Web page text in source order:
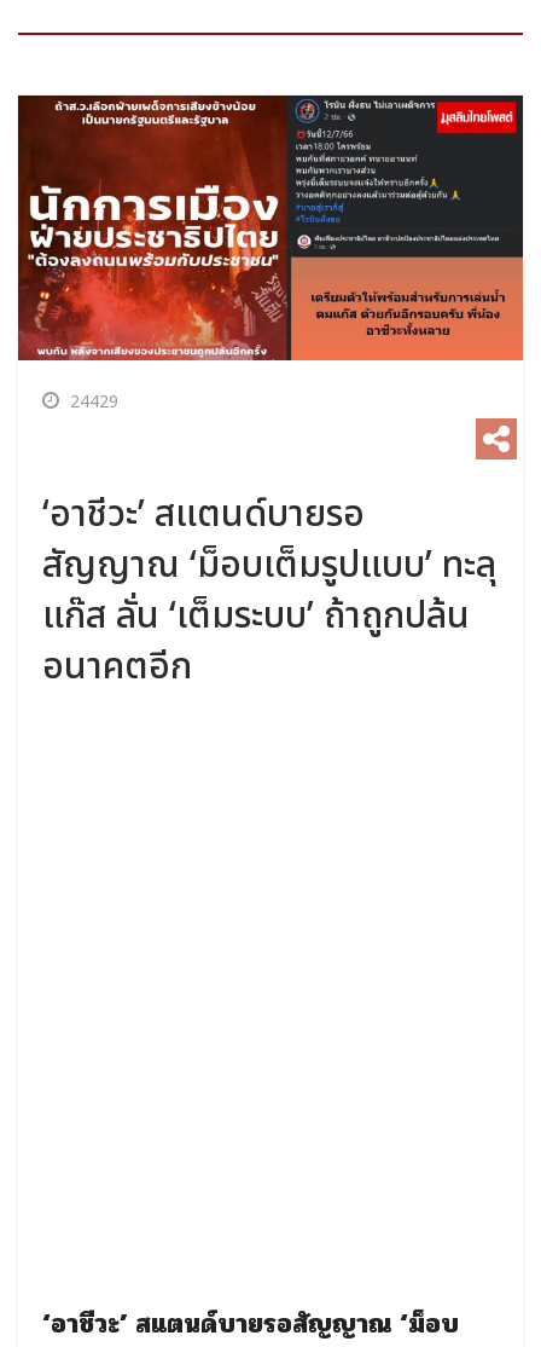
24429
‘อาชีวะ’ สแตนด์บายรอ
สัญญาณ ‘ม็อบเต็มรูปแบบ’ ทะลุ
แก๊ส ลั่น ‘เต็มระบบ’ ถ้าถูกปล้น
อนาคตอีก
‘อาชีวะ’ สแตนด์บายรอสัญญาณ ‘ม็อบ